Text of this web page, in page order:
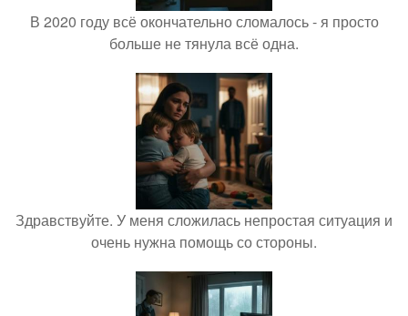
В 2020 году всё окончательно сломалось - я просто
больше не тянула всё одна.
Здравствуйте. У меня сложилась непростая ситуация и
очень нужна помощь со стороны.